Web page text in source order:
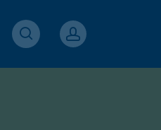
searchaccount